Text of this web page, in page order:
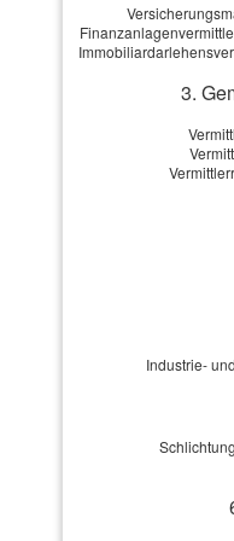
Vorname, Name: *
Ich bin
3.
Industrie-